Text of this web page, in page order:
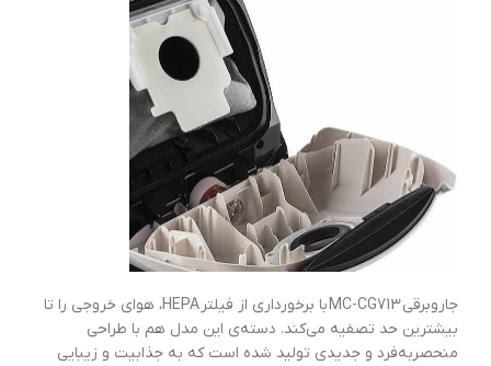
جاروبرقیMC-CG713با برخورداری از فیلترHEPA، هوای خروجی را تا
بیشترین حد تصفیه می‌کند. دسته‌ی این مدل هم با طراحی
منحصربه‌فرد و جدیدی تولید شده است که به جذابیت و زیبایی